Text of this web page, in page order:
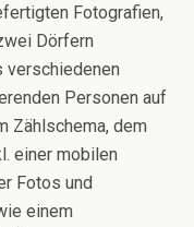
Fotografien,
Dörfern
verschiedenen
Personen auf
Zählschema, dem
einer mobilen
Fotos und
einem